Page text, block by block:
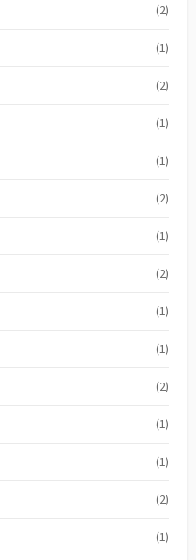
(2)
(1)
(2)
(1)
(1)
(2)
(1)
(2)
(1)
(1)
(2)
(1)
(1)
(2)
(1)